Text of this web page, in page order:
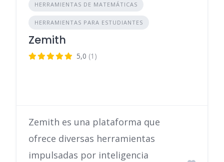
HERRAMIENTAS DE MATEMÁTICAS
HERRAMIENTAS PARA ESTUDIANTES
Zemith
5,0 (1)
Zemith es una plataforma que
ofrece diversas herramientas
impulsadas por inteligencia